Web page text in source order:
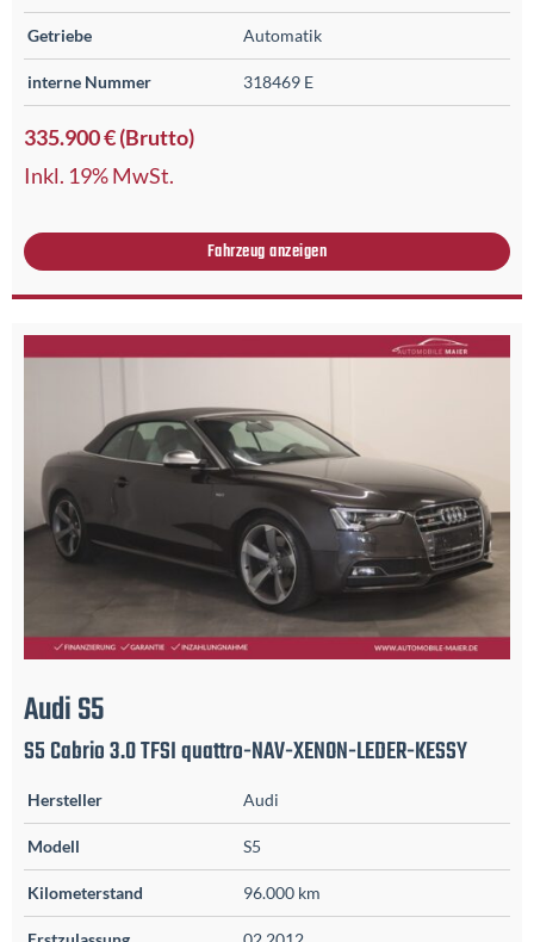
Getriebe Automatik
interne Nummer 318469 E
335.900 € (Brutto)
Inkl. 19% MwSt.
Fahrzeug anzeigen
AudiS5
S5 Cabrio 3.0 TFSI quattro-NAV-XENON-LEDER-KESSY
Hersteller Audi
Modell S5
Kilometerstand 96.000 km